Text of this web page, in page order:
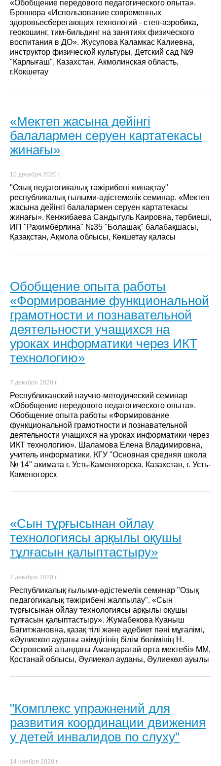
«Обобщение передового педагогического опыта».
Брошюра «Использование современных
здоровьесберегающих технологий - степ-аэробика,
геокошинг, тим-бильдинг на занятиях физического
воспитания в ДО». Жусупова Каламкас Калиевна,
инструктор физической культуры, Детский сад №9
"Карлығаш", Казахстан, Акмолинская область,
г.Кокшетау
«Мектеп жасына дейінгі
балалармен серуен картатекасы
жинағы»
10 декабря 2020 г.
"Озық педагогикалық тәжірибені жинақтау"
республикалық ғылыми-әдістемелік семинар. «Мектеп
жасына дейінгі балалармен серуен картатекасы
жинағы». Кенжибаева Сандыгуль Каировна, тәрбиеші,
ИП "Рахимберлина" №35 "Болашақ" балабақшасы,
Қазақстан, Ақмола облысы, Көкшетау қаласы
Обобщение опыта работы
«Формирование функциональной
грамотности и познавательной
деятельности учащихся на
уроках информатики через ИКТ
технологию»
7 декабря 2020 г.
Республиканский научно-методический семинар
«Обобщение передового педагогического опыта».
Обобщение опыта работы «Формирование
функциональной грамотности и познавательной
деятельности учащихся на уроках информатики через
ИКТ технологию». Шаламова Елена Владимировна,
учитель информатики, КГУ "Основная средняя школа
№ 14" акимата г. Усть-Каменогорска, Казахстан, г. Усть-
Каменогорск
«Сын тұрғысынан ойлау
технологиясы арқылы оқушы
тұлғасын қалыптастыру»
7 декабря 2020 г.
Республикалық ғылыми-әдістемелік семинар "Озық
педагогикалық тәжірибені жалпылау". «Сын
тұрғысынан ойлау технологиясы арқылы оқушы
тұлғасын қалыптастыру». Жумабекова Куаныш
Багитжановна, қазақ тілі және әдебиет пәні мұғалімі,
«Әулиекөл ауданы әкімдігінің білім бөлімінің Н.
Островский атындағы Аманқарағай орта мектебі» ММ,
Қостанай облысы, Әулиекөл ауданы, Әулиекөл ауылы
"Комплекс упражнений для
развития координации движения
у детей инвалидов по слуху"
14 ноября 2020 г.